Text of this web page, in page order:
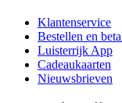
Klantenservice
Bestellen en
Luisterrijk App
Cadeaukaarten
Nieuwsbrieven